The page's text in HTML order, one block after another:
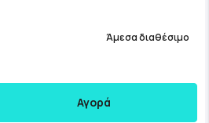
Άμεσα διαθέσιμο
Αγορά